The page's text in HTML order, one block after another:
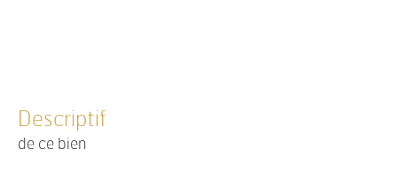
descriptif
de ce bien